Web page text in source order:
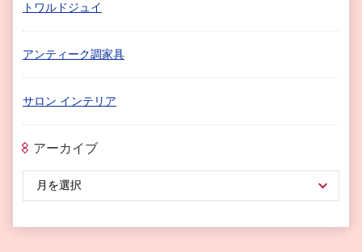
トワルドジュイ
アンティーク調家具
サロン インテリア
アーカイブ